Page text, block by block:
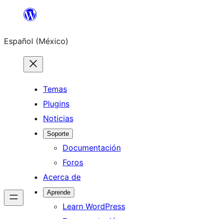
Saltar
contenido
Español (México)
Temas
Plugins
Noticias
Soporte
Documentación
Foros
Acerca de
Aprende
Learn WordPress